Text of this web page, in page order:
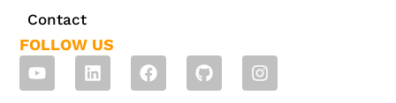
Contact
FOLLOW US